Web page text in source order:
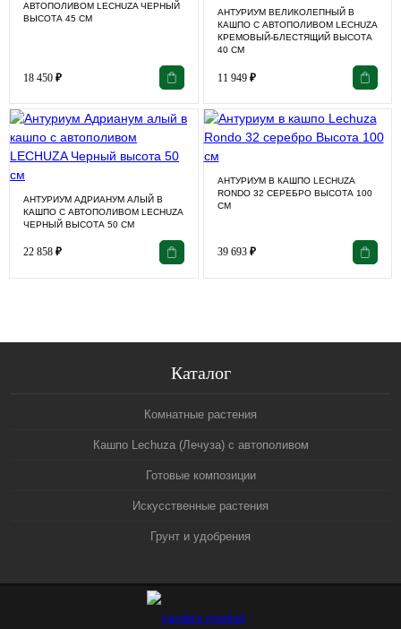
АВТОПОЛИВОМ LECHUZA ЧЕРНЫЙ
ВЫСОТА 45 СМ
18 450 ₽
АНТУРИУМ ВЕЛИКОЛЕПНЫЙ В
КАШПО С АВТОПОЛИВОМ LECHUZA
КРЕМОВЫЙ-БЛЕСТЯЩИЙ ВЫСОТА
40 СМ
11 949 ₽
АНТУРИУМ АДРИАНУМ АЛЫЙ В
КАШПО С АВТОПОЛИВОМ LECHUZA
ЧЕРНЫЙ ВЫСОТА 50 СМ
22 858 ₽
АНТУРИУМ В КАШПО LECHUZA
RONDO 32 СЕРЕБРО ВЫСОТА 100
СМ
39 693 ₽
Каталог
Комнатные растения
Кашпо Lechuza (Лечуза) с автополивом
Готовые композиции
Искусственные растения
Грунт и удобрения